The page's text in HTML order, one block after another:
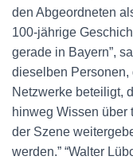
den Abgeordneten
100-jährige
gerade in Bayern”,
dieselben
Netzwerke beteiligt,
hinweg Wissen über
der Szene
werden.” “Walter